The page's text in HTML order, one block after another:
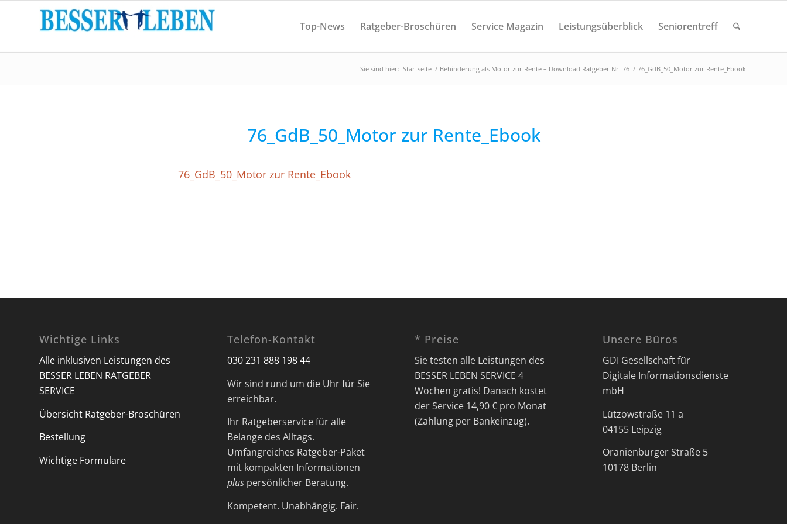
Top-News Ratgeber-Broschüren Service Magazin Leistungsüberblick Seniorentreff
Sie sind hier: Startseite / Behinderung als Motor zur Rente – Download Ratgeber Nr. 76 / 76_GdB_50_Motor zur Rente_Ebook
76_GdB_50_Motor zur Rente_Ebook
76_GdB_50_Motor zur Rente_Ebook
Wichtige Links
Alle inklusiven Leistungen des
BESSER LEBEN RATGEBER
SERVICE
Übersicht Ratgeber-Broschüren
Bestellung
Wichtige Formulare
Telefon-Kontakt
030 231 888 198 44
Wir sind rund um die Uhr für Sie
erreichbar.
Ihr Ratgeberservice für alle
Belange des Alltags.
Umfangreiches Ratgeber-Paket
mit kompakten Informationen
pluspersönlicher Beratung.
Kompetent. Unabhängig. Fair.
* Preise
Sie testen alle Leistungen des
BESSER LEBEN SERVICE 4
Wochen gratis! Danach kostet
der Service 14,90 € pro Monat
(Zahlung per Bankeinzug).
Unsere Büros
GDI Gesellschaft für
Digitale Informationsdienste
mbH
Lützowstraße 11 a
04155 Leipzig
Oranienburger Straße 5
10178 Berlin